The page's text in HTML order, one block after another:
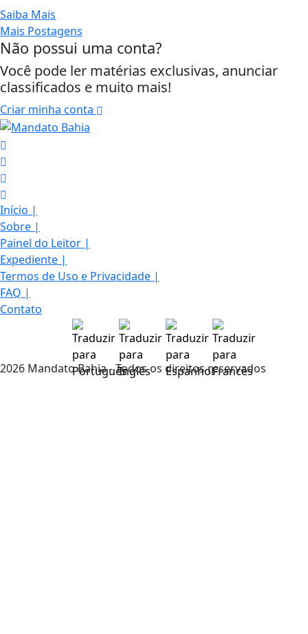
Saiba Mais
Mais Postagens
Não possui uma conta?
Você pode ler matérias exclusivas, anunciar
classificados e muito mais!
Criar minha conta
Início |
Sobre |
Painel do Leitor |
Expediente |
Termos de Uso e Privacidade |
FAQ |
Contato
2026 Mandato Bahia - Todos os direitos reservados